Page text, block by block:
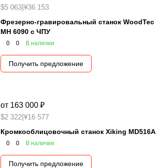
$5 063 ¥36 153
Фрезерно-гравировальный станок WoodTec
MH 6090 с ЧПУ
0 0 В наличии
Получить предложение
от 163 000 ₽
$2 322 ¥16 577
Кромкооблицовочный станок Xiking MD516A
0 0 В наличии
Получить предложение